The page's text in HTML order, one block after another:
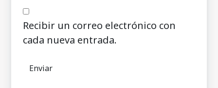
Recibir un correo electrónico con
cada nueva entrada.